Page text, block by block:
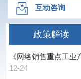
互动咨询
政策解读
《网络销售重点工
12-24